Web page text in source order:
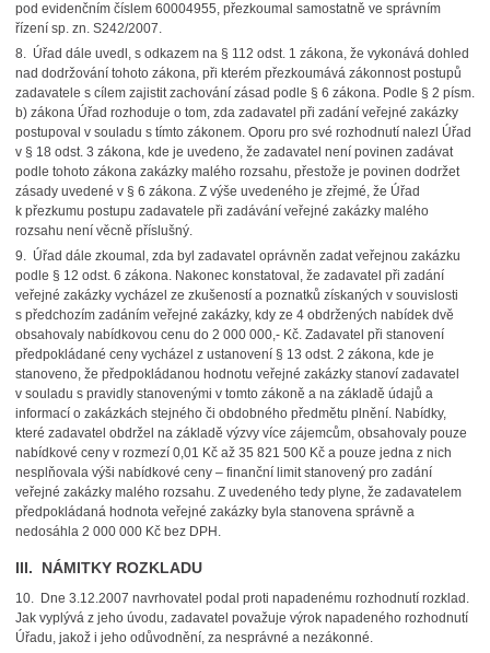
pod evidenčním číslem 60004955, přezkoumal samostatně ve správním
řízení sp. zn. S242/2007.
8. Úřad dále uvedl, s odkazem na § 112 odst. 1 zákona, že vykonává dohled
nad dodržování tohoto zákona, při kterém přezkoumává zákonnost postupů
zadavatele s cílem zajistit zachování zásad podle § 6 zákona. Podle § 2 písm.
b) zákona Úřad rozhoduje o tom, zda zadavatel při zadání veřejné zakázky
postupoval v souladu s tímto zákonem. Oporu pro své rozhodnutí nalezl Úřad
v § 18 odst. 3 zákona, kde je uvedeno, že zadavatel není povinen zadávat
podle tohoto zákona zakázky malého rozsahu, přestože je povinen dodržet
zásady uvedené v § 6 zákona. Z výše uvedeného je zřejmé, že Úřad
k přezkumu postupu zadavatele při zadávání veřejné zakázky malého
rozsahu není věcně příslušný.
9. Úřad dále zkoumal, zda byl zadavatel oprávněn zadat veřejnou zakázku
podle § 12 odst. 6 zákona. Nakonec konstatoval, že zadavatel při zadání
veřejné zakázky vycházel ze zkušeností a poznatků získaných v souvislosti
s předchozím zadáním veřejné zakázky, kdy ze 4 obdržených nabídek dvě
obsahovaly nabídkovou cenu do 2 000 000,- Kč. Zadavatel při stanovení
předpokládané ceny vycházel z ustanovení § 13 odst. 2 zákona, kde je
stanoveno, že předpokládanou hodnotu veřejné zakázky stanoví zadavatel
v souladu s pravidly stanovenými v tomto zákoně a na základě údajů a
informací o zakázkách stejného či obdobného předmětu plnění. Nabídky,
které zadavatel obdržel na základě výzvy více zájemcům, obsahovaly pouze
nabídkové ceny v rozmezí 0,01 Kč až 35 821 500 Kč a pouze jedna z nich
nesplňovala výši nabídkové ceny – finanční limit stanovený pro zadání
veřejné zakázky malého rozsahu. Z uvedeného tedy plyne, že zadavatelem
předpokládaná hodnota veřejné zakázky byla stanovena správně a
nedosáhla 2 000 000 Kč bez DPH.
III. NÁMITKY ROZKLADU
10. Dne 3.12.2007 navrhovatel podal proti napadenému rozhodnutí rozklad.
Jak vyplývá z jeho úvodu, zadavatel považuje výrok napadeného rozhodnutí
Úřadu, jakož i jeho odůvodnění, za nesprávné a nezákonné.